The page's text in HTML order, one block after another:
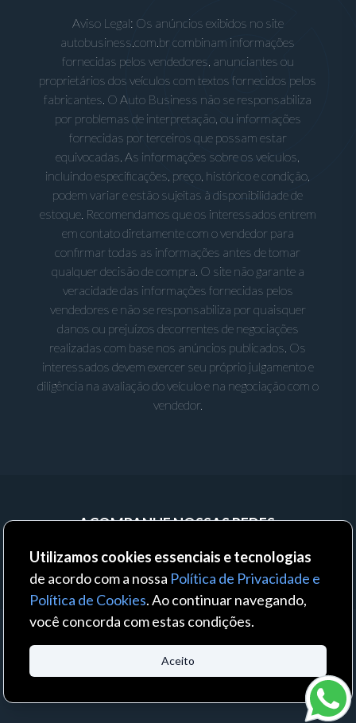
Aviso Legal: Os anúncios exibidos no site
autobusiness.com.br combinam informações
fornecidas pelos vendedores, anunciantes ou
proprietários dos veículos com textos fornecidos pelos
fabricantes. O Auto Business não se responsabiliza
por problemas de interpretação, ou informações
fornecidas por terceiros que possam estar
equivocadas. As informações sobre os veículos,
incluindo especificações, preço, histórico e condição,
podem variar e estão sujeitas à disponibilidade de
estoque. Recomendamos que os interessados entrem
em contato diretamente com o vendedor para
confirmar todas as informações antes de tomar
qualquer decisão de compra. O site não garante a
veracidade das informações fornecidas pelos
vendedores e não se responsabiliza por quaisquer
danos ou prejuízos decorrentes de negociações
realizadas com base nos anúncios publicados. Os
interessados devem exercer seu próprio julgamento e
diligência na avaliação do veículo e na negociação com o
vendedor.
ACOMPANHE NOSSAS REDES:
Utilizamos cookies essenciais e tecnologias
de acordo com a nossa Política de Privacidade e
Política de Cookies. Ao continuar navegando,
você concorda com estas condições.
Aceito